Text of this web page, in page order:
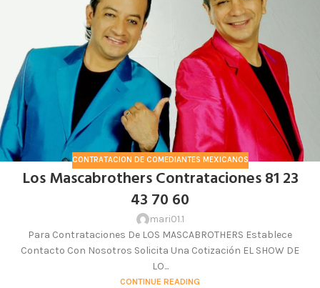
CONTRATACION DE COMEDIANTES MEXICANOS
Los Mascabrothers Contrataciones 81 23
43 70 60
mari01.1
Para Contrataciones De LOS MASCABROTHERS Establece
Contacto Con Nosotros Solicita Una Cotización EL SHOW DE
LO...
CONTINUE READING